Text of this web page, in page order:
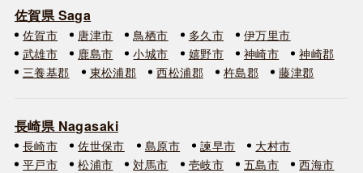
佐賀県 Saga
佐賀市 唐津市 鳥栖市 多久市
伊万里市
武雄市
鹿島市 小城市 嬉野市 神崎市
神崎郡
三養基郡
東松浦郡 西松浦郡 杵島郡 藤津郡
長崎県 Nagasaki
長崎市 佐世保市 島原市 諫早市
大村市
平戸市
松浦市 対馬市 壱岐市 五島市
西海市